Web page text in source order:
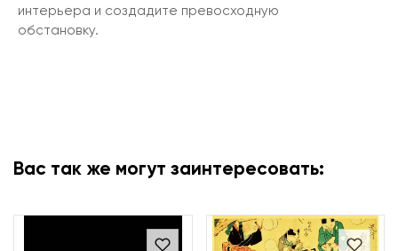
интерьера и создадите превосходную
обстановку.
Вас так же могут заинтересовать: